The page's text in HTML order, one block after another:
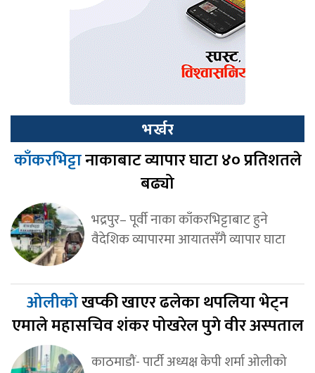
भर्खर
काँकरभिट्टानाकाबाट व्यापार घाटा ४० प्रतिशतले
बढ्यो
भद्रपुर– पूर्वी नाका काँकरभिट्टाबाट हुने
वैदेशिक व्यापारमा आयातसँगै व्यापार घाटा
ओलीकोखप्की खाएर ढलेका थपलिया भेट्न
एमाले महासचिव शंकर पोखरेल पुगे वीर अस्पताल
काठमाडौं- पार्टी अध्यक्ष केपी शर्मा ओलीको